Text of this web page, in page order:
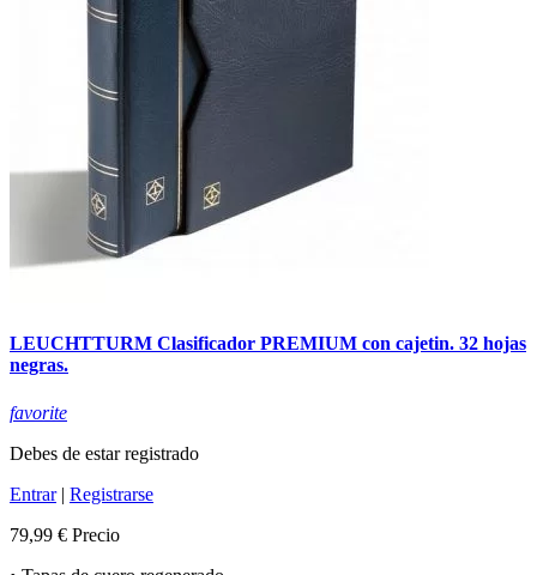
LEUCHTTURM Clasificador PREMIUM con cajetin. 32 hojas
negras.
favorite
Debes de estar registrado
Entrar| Registrarse
79,99 € Precio